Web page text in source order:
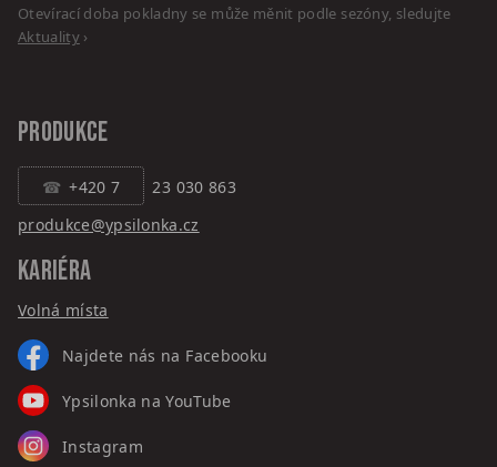
Otevírací doba pokladny se může měnit podle sezóny, sledujte
Aktuality›
PRODUKCE
+420 7
23 030 863
produkce@ypsilonka.cz
KARIÉRA
Volná místa
Najdete nás na Facebooku
Ypsilonka na YouTube
Instagram